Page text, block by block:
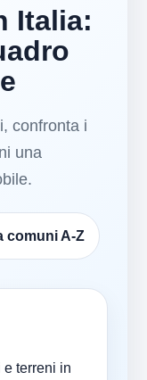
Italia:
confronta i
una
comuni A-Z
e terreni in